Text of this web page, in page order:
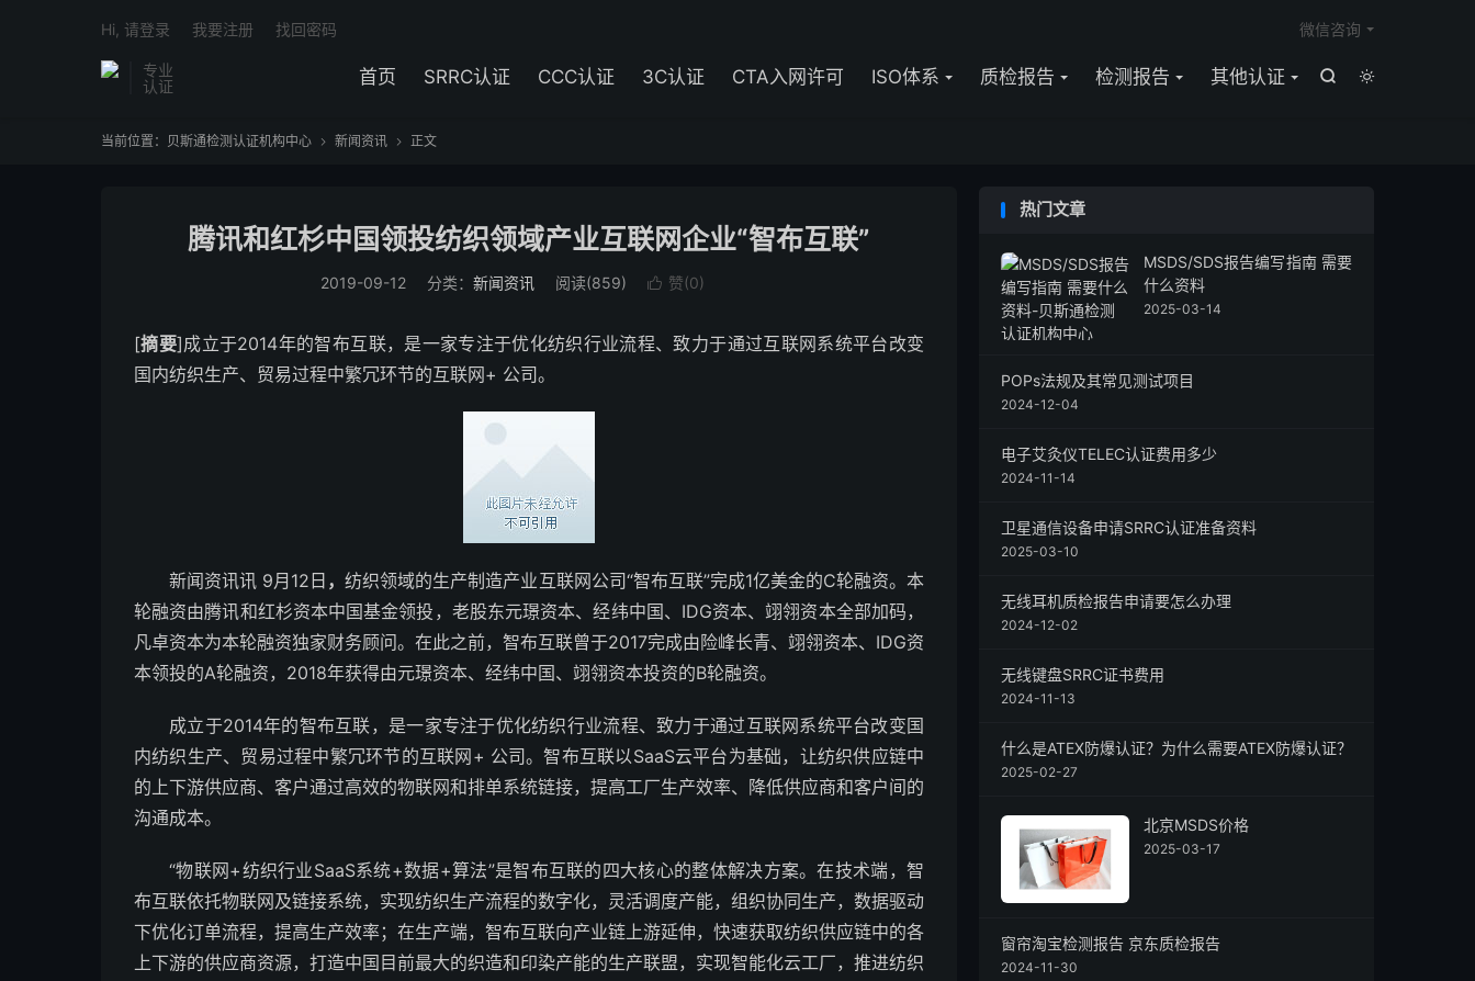
专业
认证


首页 SRRC认证 CCC认证 3C认证 CTA入网许可 ISO体系 质检报告 检测报告 其他认证
微信咨询
Hi, 请登录 我要注册 找回密码
当前位置： 贝斯通检测认证机构中心  新闻资讯  正文
腾讯和红杉中国领投纺织领域产业互联网企业“智布互联”
2019-09-12 分类： 新闻资讯 阅读(859)  赞(0)
[摘要]成立于2014年的智布互联，是一家专注于优化纺织行业流程、致力于通过互联网系统平台改变
国内纺织生产、贸易过程中繁冗环节的互联网+ 公司。
新闻资讯讯 9月12日 ，纺织领域的生产制造产业互联网公司“智布互联”完成1亿美金的C轮融资。本
轮融资由腾讯和红杉资本中国基金领投，老股东元璟资本、经纬中国、IDG资本、翊翎资本全部加码，
凡卓资本为本轮融资独家财务顾问。在此之前，智布互联曾于2017完成由险峰长青、翊翎资本、IDG资
本领投的A轮融资，2018年获得由元璟资本、经纬中国、翊翎资本投资的B轮融资。
成立于2014年的智布互联，是一家专注于优化纺织行业流程、致力于通过互联网系统平台改变国
内纺织生产、贸易过程中繁冗环节的互联网+ 公司。智布互联以SaaS云平台为基础，让纺织供应链中
的上下游供应商、客户通过高效的物联网和排单系统链接，提高工厂生产效率、降低供应商和客户间的
沟通成本。
“物联网+纺织行业SaaS系统+数据+算法”是智布互联的四大核心的整体解决方案。在技术端，智
布互联依托物联网及链接系统，实现纺织生产流程的数字化，灵活调度产能，组织协同生产，数据驱动
下优化订单流程，提高生产效率；在生产端，智布互联向产业链上游延伸，快速获取纺织供应链中的各
上下游的供应商资源，打造中国目前最大的织造和印染产能的生产联盟，实现智能化云工厂，推进纺织
热门文章
MSDS/SDS报告编写指南 需要
什么资料
2025-03-14
POPs法规及其常见测试项目
2024-12-04
电子艾灸仪TELEC认证费用多少
2024-11-14
卫星通信设备申请SRRC认证准备资料
2025-03-10
无线耳机质检报告申请要怎么办理
2024-12-02
无线键盘SRRC证书费用
2024-11-13
什么是ATEX防爆认证？为什么需要ATEX防爆认证？
2025-02-27
北京MSDS价格
2025-03-17
窗帘淘宝检测报告 京东质检报告
2024-11-30